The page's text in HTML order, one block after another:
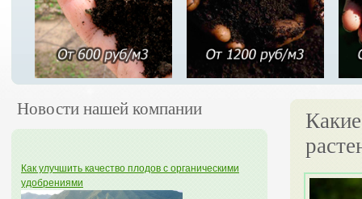
Новости нашей компании
Как улучшить качество плодов с органическими
удобрениями